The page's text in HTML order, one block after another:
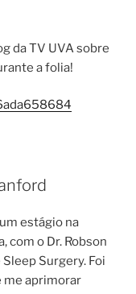
da TV UVA sobre
a folia!
estágio na
com o Dr. Robson
Surgery. Foi
me aprimorar